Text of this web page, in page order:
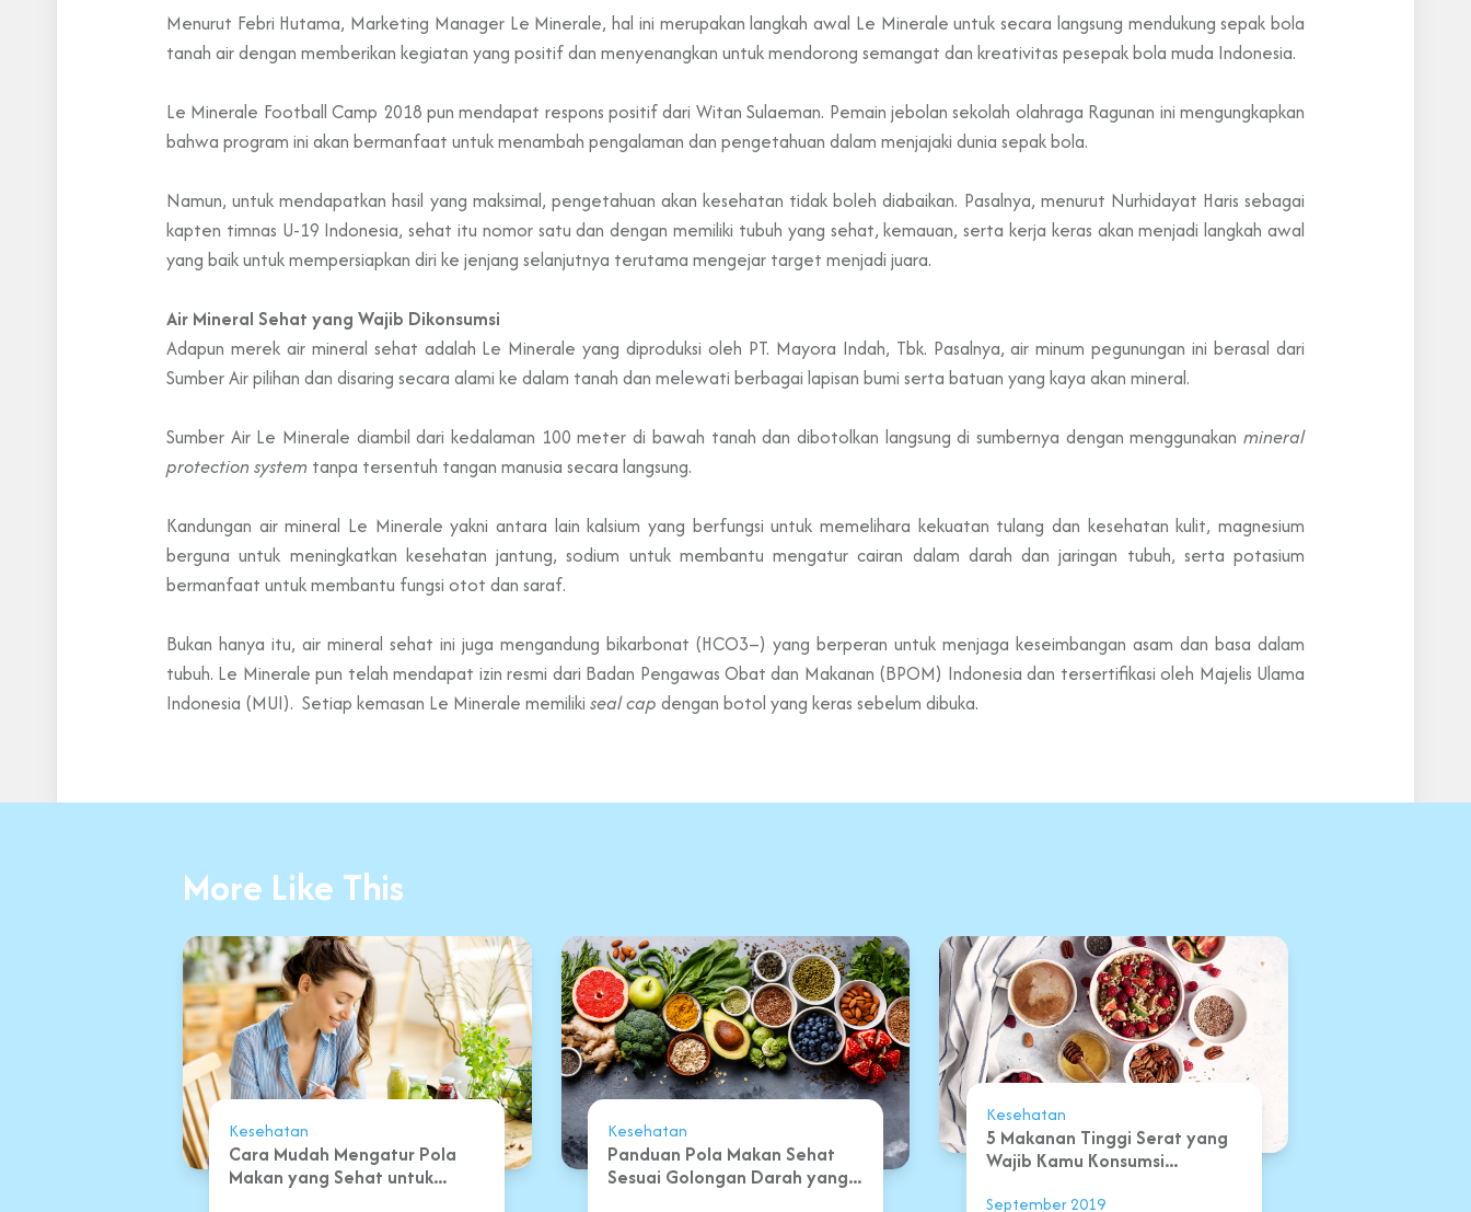
Menurut Febri Hutama, Marketing Manager Le Minerale, hal ini merupakan langkah awal Le Minerale untuk secara langsung mendukung sepak bola
tanah air dengan memberikan kegiatan yang positif dan menyenangkan untuk mendorong semangat dan kreativitas pesepak bola muda Indonesia.
Le Minerale Football Camp 2018 pun mendapat respons positif dari Witan Sulaeman. Pemain jebolan sekolah olahraga Ragunan ini mengungkapkan
bahwa program ini akan bermanfaat untuk menambah pengalaman dan pengetahuan dalam menjajaki dunia sepak bola.
Namun, untuk mendapatkan hasil yang maksimal, pengetahuan akan kesehatan tidak boleh diabaikan. Pasalnya, menurut Nurhidayat Haris sebagai
kapten timnas U-19 Indonesia, sehat itu nomor satu dan dengan memiliki tubuh yang sehat, kemauan, serta kerja keras akan menjadi langkah awal
yang baik untuk mempersiapkan diri ke jenjang selanjutnya terutama mengejar target menjadi juara.
Air Mineral Sehat yang Wajib Dikonsumsi
Adapun merek air mineral sehat adalah Le Minerale yang diproduksi oleh PT. Mayora Indah, Tbk. Pasalnya, air minum pegunungan ini berasal dari
Sumber Air pilihan dan disaring secara alami ke dalam tanah dan melewati berbagai lapisan bumi serta batuan yang kaya akan mineral.
Sumber Air Le Minerale diambil dari kedalaman 100 meter di bawah tanah dan dibotolkan langsung di sumbernya dengan menggunakan mineral
protection system tanpa tersentuh tangan manusia secara langsung.
Kandungan air mineral Le Minerale yakni antara lain kalsium yang berfungsi untuk memelihara kekuatan tulang dan kesehatan kulit, magnesium
berguna untuk meningkatkan kesehatan jantung, sodium untuk membantu mengatur cairan dalam darah dan jaringan tubuh, serta potasium
bermanfaat untuk membantu fungsi otot dan saraf.
Bukan hanya itu, air mineral sehat ini juga mengandung bikarbonat (HCO3–) yang berperan untuk menjaga keseimbangan asam dan basa dalam
tubuh. Le Minerale pun telah mendapat izin resmi dari Badan Pengawas Obat dan Makanan (BPOM) Indonesia dan tersertifikasi oleh Majelis Ulama
Indonesia (MUI). Setiap kemasan Le Minerale memiliki seal cap dengan botol yang keras sebelum dibuka.
More Like This
Kesehatan
Cara Mudah Mengatur Pola
Makan yang Sehat untuk...
Kesehatan
Panduan Pola Makan Sehat
Sesuai Golongan Darah yang...
Kesehatan
5 Makanan Tinggi Serat yang
Wajib Kamu Konsumsi...
September 2019